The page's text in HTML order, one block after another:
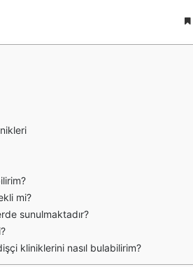
mi?
sunulmaktadır?
kliniklerini nasıl bulabilirim?